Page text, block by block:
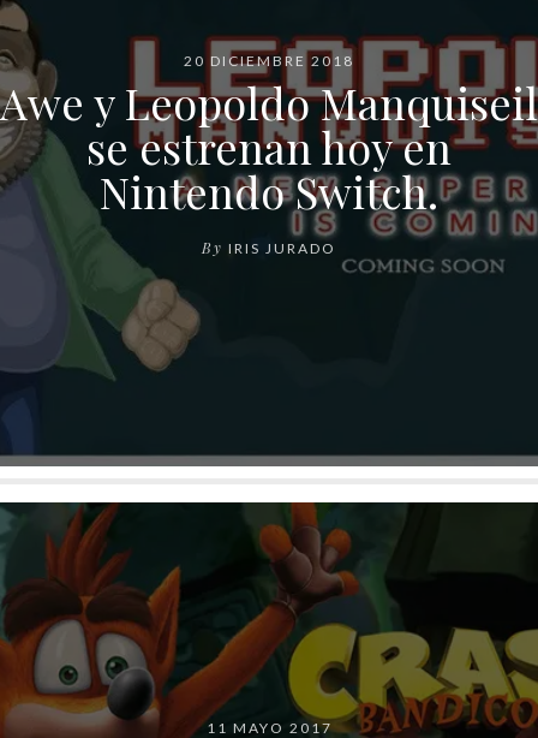
20 DICIEMBRE 2018
Awe y Leopoldo Manquiseil
se estrenan hoy en
Nintendo Switch.
By IRIS JURADO
11 MAYO 2017